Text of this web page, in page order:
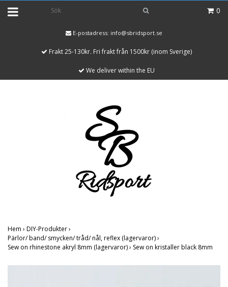
0
E-postadress: info@sbridsport.se
Frakt 25-130kr. Fri frakt från 1500kr (inom Sverige)
We deliver within the EU
Hem › DIY-Produkter›
Pärlor/ band/ smycken/ tråd/ nål, reflex (lagervaror)›
Sew on rhinestone akryl 8mm (lagervaror)› Sew on kristaller black 8mm